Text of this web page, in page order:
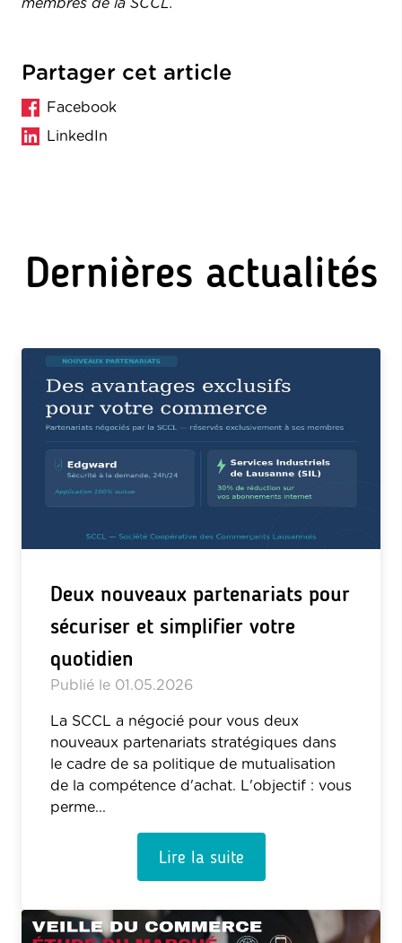
membres de la SCCL.
Partager cet article
Facebook
LinkedIn
Dernières actualités
Deux nouveaux partenariats pour
sécuriser et simplifier votre
quotidien
Publié le 01.05.2026
La SCCL a négocié pour vous deux
nouveaux partenariats stratégiques dans
le cadre de sa politique de mutualisation
de la compétence d'achat. L'objectif : vous
perme...
Lire la suite